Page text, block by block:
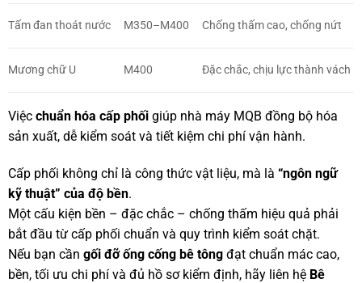
Tấm đan thoát nước M350–M400 Chống thấm cao, chống nứt
Mương chữ U M400 Đặc chắc, chịu lực thành vách
Việc chuẩn hóa cấp phốigiúp nhà máy MQB đồng bộ hóa
sản xuất, dễ kiểm soát và tiết kiệm chi phí vận hành.
Cấp phối không chỉ là công thức vật liệu, mà là “ngôn ngữ
kỹ thuật” của độ bền.
Một cấu kiện bền – đặc chắc – chống thấm hiệu quả phải
bắt đầu từ cấp phối chuẩn và quy trình kiểm soát chặt.
Nếu bạn cần gối đỡ ống cống bê tôngđạt chuẩn mác cao,
bền, tối ưu chi phí và đủ hồ sơ kiểm định, hãy liên hệ Bê